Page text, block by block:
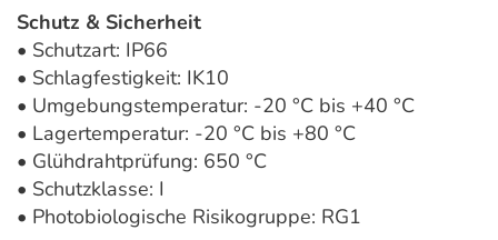
Schutz & Sicherheit
• Schutzart: IP66
• Schlagfestigkeit: IK10
• Umgebungstemperatur: -20 °C bis +40 °C
• Lagertemperatur: -20 °C bis +80 °C
• Glühdrahtprüfung: 650 °C
• Schutzklasse: I
• Photobiologische Risikogruppe: RG1